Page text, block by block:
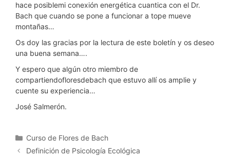
hace posiblemi conexión energética cuantica con el Dr.
Bach que cuando se pone a funcionar a tope mueve
montañas…
Os doy las gracias por la lectura de este boletín y os deseo
una buena semana….
Y espero que algún otro miembro de
compartiendofloresdebach que estuvo allí os amplie y
cuente su experiencia…
José Salmerón.
Categorías
Curso de Flores de Bach
Definición de Psicología Ecológica